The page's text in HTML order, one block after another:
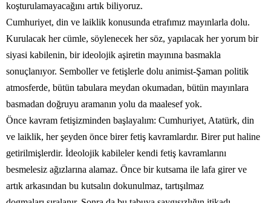
koşturulamayacağını artık biliyoruz.
Cumhuriyet, din ve laiklik konusunda etrafımız mayınlarla dolu.
Kurulacak her cümle, söylenecek her söz, yapılacak her yorum bir
siyasi kabilenin, bir ideolojik aşiretin mayınına basmakla
sonuçlanıyor. Semboller ve fetişlerle dolu animist-Şaman politik
atmosferde, bütün tabulara meydan okumadan, bütün mayınlara
basmadan doğruyu aramanın yolu da maalesef yok.
Önce kavram fetişizminden başlayalım: Cumhuriyet, Atatürk, din
ve laiklik, her şeyden önce birer fetiş kavramlardır. Birer put haline
getirilmişlerdir. İdeolojik kabileler kendi fetiş kavramlarını
besmelesiz ağızlarına alamaz. Önce bir kutsama ile lafa girer ve
artık arkasından bu kutsalın dokunulmaz, tartışılmaz